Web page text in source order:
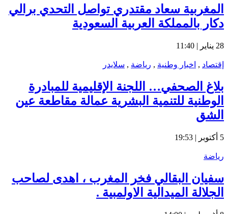
المغربية سعاد مقتدري تواصل التحدي برالي
دكار بالمملكة العربية السعودية
28 يناير | 11:40
إقتصاد , اخبار وطنية , رياضة , سلايدر
بلاغ الصحفي… اللجنة الإقليمية للمبادرة
الوطنية للتنمية البشرية عمالة مقاطعة عين
الشق
5 أكتوبر | 19:53
رياضة
سفيان البقالي فخر المغرب ، اهدى لصاحب
الجلالة الميدالية الاولمبية .